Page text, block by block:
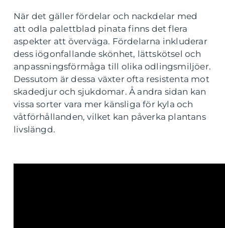
När det gäller fördelar och nackdelar med
att odla palettblad pinata finns det flera
aspekter att överväga. Fördelarna inkluderar
dess iögonfallande skönhet, lättskötsel och
anpassningsförmåga till olika odlingsmiljöer.
Dessutom är dessa växter ofta resistenta mot
skadedjur och sjukdomar. Å andra sidan kan
vissa sorter vara mer känsliga för kyla och
våtförhållanden, vilket kan påverka plantans
livslängd.